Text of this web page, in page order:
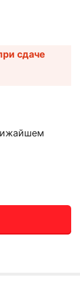
сдаче